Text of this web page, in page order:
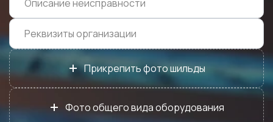
+ Прикрепить фото шильды
+ Фото общего вида оборудования